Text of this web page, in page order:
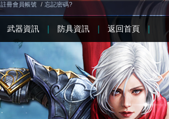
註冊會員帳號 / 忘記密碼?